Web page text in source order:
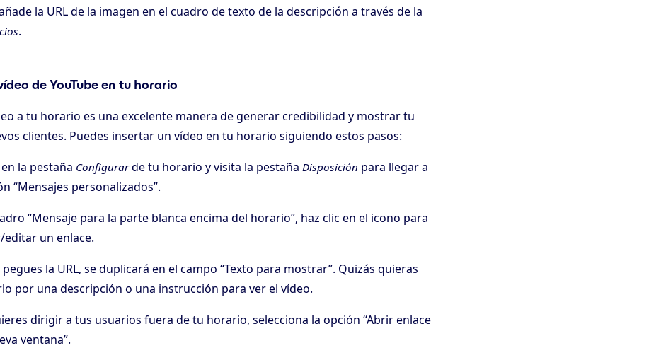
la URL de la imagen en el cuadro de texto de la descripción a través de la
.
de YouTube en tu horario
a tu horario es una excelente manera de generar credibilidad y mostrar tu
clientes. Puedes insertar un vídeo en tu horario siguiendo estos pasos:
la pestaña Configurarde tu horario y visita la pestaña Disposición para llegar a
“Mensajes personalizados”.
“Mensaje para la parte blanca encima del horario”, haz clic en el icono para
un enlace.
la URL, se duplicará en el campo “Texto para mostrar”. Quizás quieras
por una descripción o una instrucción para ver el vídeo.
dirigir a tus usuarios fuera de tu horario, selecciona la opción “Abrir enlace
ventana”.